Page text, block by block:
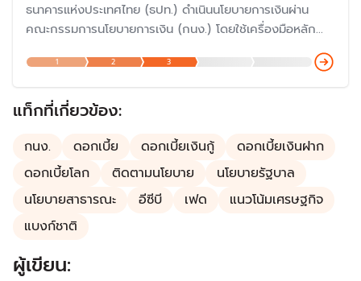
ธนาคารแห่งประเทศไทย (ธปท.) ดำเนินนโยบายการเงินผ่าน
คณะกรรมการนโยบายการเงิน (กนง.) โดยใช้เครื่องมือหลัก
บริการ ไม่ให้เปลี่ยนแปลงเร็วเกินไปจนกระทบกับเศรษฐกิจ โด
ยกนง.มีการตั้งขึ้นเมื่อปี 2551 ทำให้การกำหนดนโยบายการงินข
องไทย "ก้าวสู่ยุคใหม่"
1 2 3
แท็กที่เกี่ยวข้อง:
กนง. ดอกเบี้ย ดอกเบี้ยเงินกู้
ดอกเบี้ยเงินฝาก
ดอกเบี้ยโลก
ติดตามนโยบาย
นโยบายรัฐบาล
นโยบายสาธารณะ
อีซีบี เฟด
แนวโน้มเศรษฐกิจ
แบงก์ชาติ
ผู้เขียน: